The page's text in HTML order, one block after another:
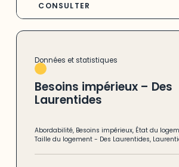
CONSULTER
Données et statistiques
Besoins impérieux – Des
Laurentides
Abordabilité, Besoins impérieux, État du
Taille du logement - Des Laurentides,